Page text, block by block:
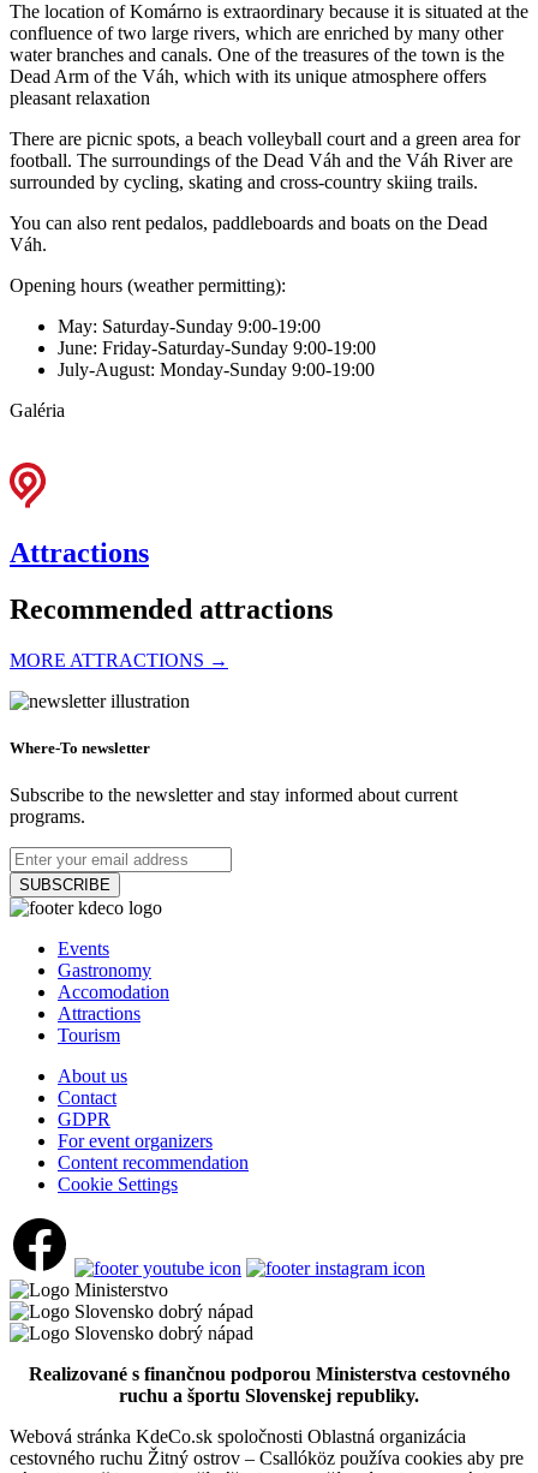
The location of Komárno is extraordinary because it is situated at the
confluence of two large rivers, which are enriched by many other
water branches and canals. One of the treasures of the town is the
Dead Arm of the Váh, which with its unique atmosphere offers
pleasant relaxation
There are picnic spots, a beach volleyball court and a green area for
football. The surroundings of the Dead Váh and the Váh River are
surrounded by cycling, skating and cross-country skiing trails.
You can also rent pedalos, paddleboards and boats on the Dead
Váh.
Opening hours (weather permitting):
May: Saturday-Sunday 9:00-19:00
June: Friday-Saturday-Sunday 9:00-19:00
July-August: Monday-Sunday 9:00-19:00
Galéria
Attractions
Recommended attractions
MORE ATTRACTIONS →
Tourist Information Center in Dunajská Streda
Tourist attractions
Slovakia Ring
Orechová Potôň
Tourist attractions
Thermalpark Dunajská Streda
Dunajská Streda
Tourist attractions
Where-To newsletter
Subscribe to the newsletter and stay informed about current
programs.
SUBSCRIBE
Events
Gastronomy
Accomodation
Attractions
Tourism
About us
Contact
GDPR
For event organizers
Content recommendation
Cookie Settings
Realizované s finančnou podporou Ministerstva cestovného
ruchu a športu Slovenskej republiky.
Webová stránka KdeCo.sk spoločnosti Oblastná organizácia
cestovného ruchu Žitný ostrov – Csallóköz používa cookies aby pre